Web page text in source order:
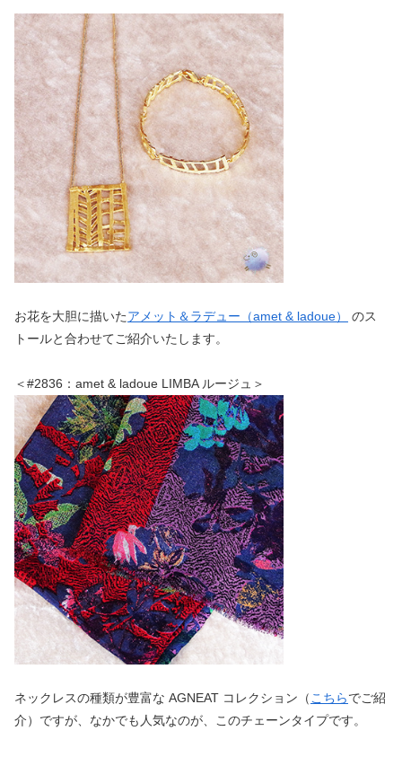
お花を大胆に描いたアメット＆ラデュー（amet & ladoue）
のス
トールと合わせてご紹介いたします。
＜#2836：amet & ladoue LIMBA ルージュ＞
ネックレスの種類が豊富な AGNEAT コレクション（ こちらでご紹
介）ですが、なかでも人気なのが、このチェーンタイプです。